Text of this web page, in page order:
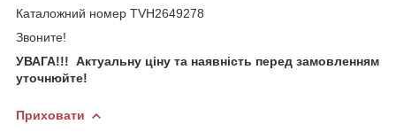
Каталожний номер TVH2649278
Звоните!
УВАГА!!! Актуальну ціну та наявність перед замовленням
уточнюйте!
Приховати